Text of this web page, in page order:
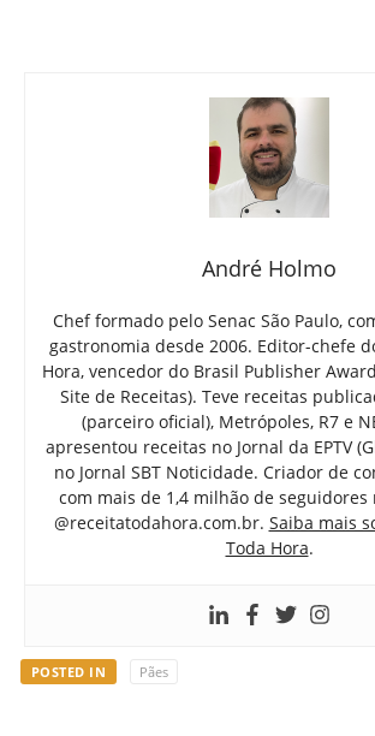
André Holmo
Chef formado pelo Senac São Paulo,
gastronomia desde 2006. Editor-chefe
Hora, vencedor do Brasil Publisher
Site de Receitas). Teve receitas
(parceiro oficial), Metrópoles, R7 e
apresentou receitas no Jornal da EPTV
no Jornal SBT Noticidade. Criador de
com mais de 1,4 milhão de seguidores
@receitatodahora.com.br. Saiba mais
Toda Hora.
POSTED IN Pães